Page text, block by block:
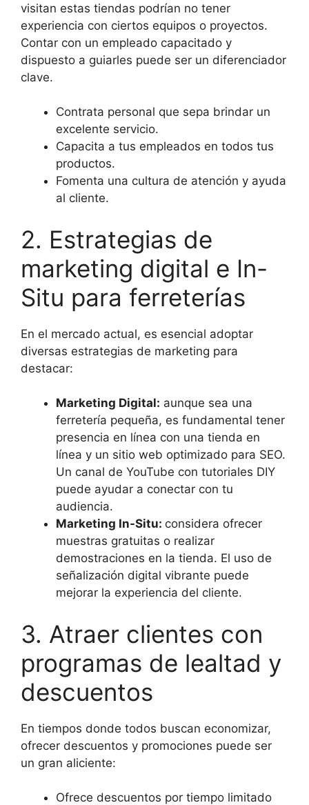
visitan estas tiendas podrían no tener
experiencia con ciertos equipos o proyectos.
Contar con un empleado capacitado y
dispuesto a guiarles puede ser un diferenciador
clave.
Contrata personal que sepa brindar un
excelente servicio.
Capacita a tus empleados en todos tus
productos.
Fomenta una cultura de atención y ayuda
al cliente.
2. Estrategias de
marketing digital e In-
Situ para ferreterías
En el mercado actual, es esencial adoptar
diversas estrategias de marketing para
destacar:
Marketing Digital: aunque sea una
ferretería pequeña, es fundamental tener
presencia en línea con una tienda en
línea y un sitio web optimizado para SEO.
Un canal de YouTube con tutoriales DIY
puede ayudar a conectar con tu
audiencia.
Marketing In-Situ: considera ofrecer
muestras gratuitas o realizar
demostraciones en la tienda. El uso de
señalización digital vibrante puede
mejorar la experiencia del cliente.
3. Atraer clientes con
programas de lealtad y
descuentos
En tiempos donde todos buscan economizar,
ofrecer descuentos y promociones puede ser
un gran aliciente:
Ofrece descuentos por tiempo limitado